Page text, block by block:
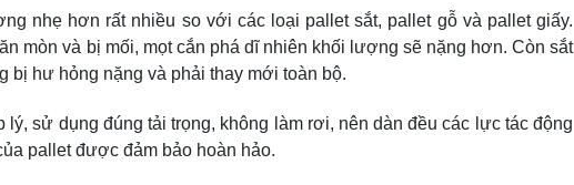
nhẹ hơn rất nhiều so với các loại pallet sắt, pallet gỗ và pallet giấy.
mòn và bị mối, mọt cắn phá dĩ nhiên khối lượng sẽ nặng hơn. Còn sắt
bị hư hỏng nặng và phải thay mới toàn bộ.
sử dụng đúng tải trọng, không làm rơi, nên dàn đều các lực tác động
pallet được đảm bảo hoàn hảo.